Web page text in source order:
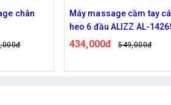
tay cá
14265
Máy Massage Lưng Cột
Sống 3 Chế Độ Rung Sưởi
Ấm
714,000đ 919,000đ